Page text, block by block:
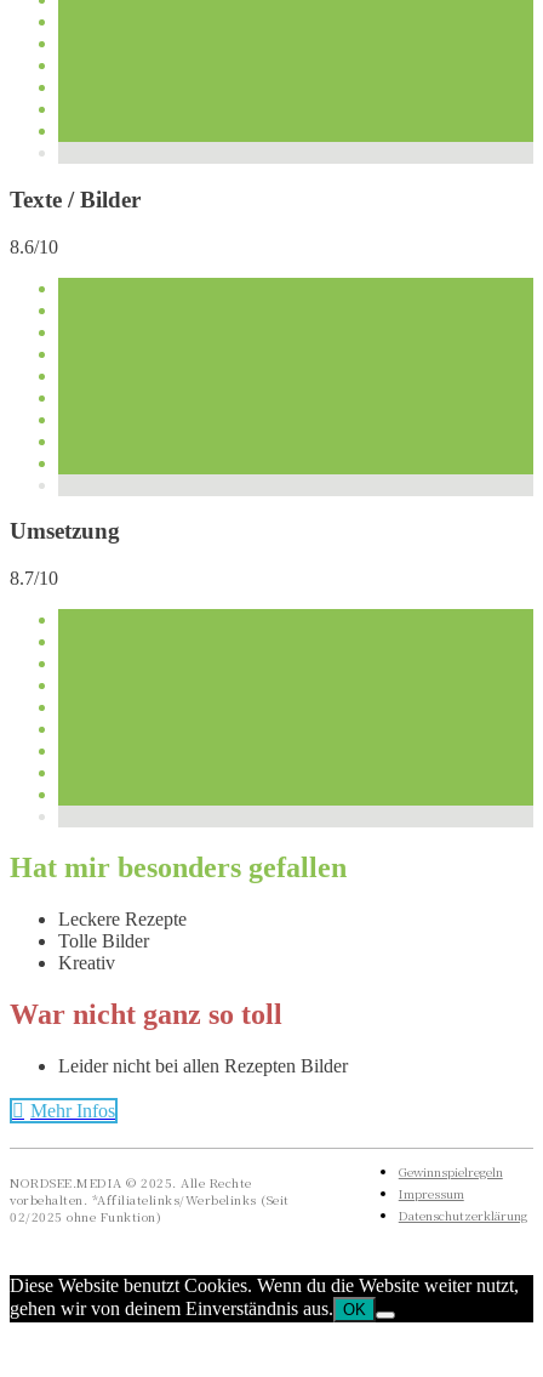
Texte / Bilder
8.6/10
Umsetzung
8.7/10
Hat mir besonders gefallen
Leckere Rezepte
Tolle Bilder
Kreativ
War nicht ganz so toll
Leider nicht bei allen Rezepten Bilder
Mehr Infos
NORDSEE.MEDIA © 2025. Alle Rechte
vorbehalten. *Affiliatelinks/Werbelinks (Seit
02/2025 ohne Funktion)
Gewinnspielregeln
Impressum
Datenschutzerklärung
Diese Website benutzt Cookies. Wenn du die Website weiter nutzt,
gehen wir von deinem Einverständnis aus. OK